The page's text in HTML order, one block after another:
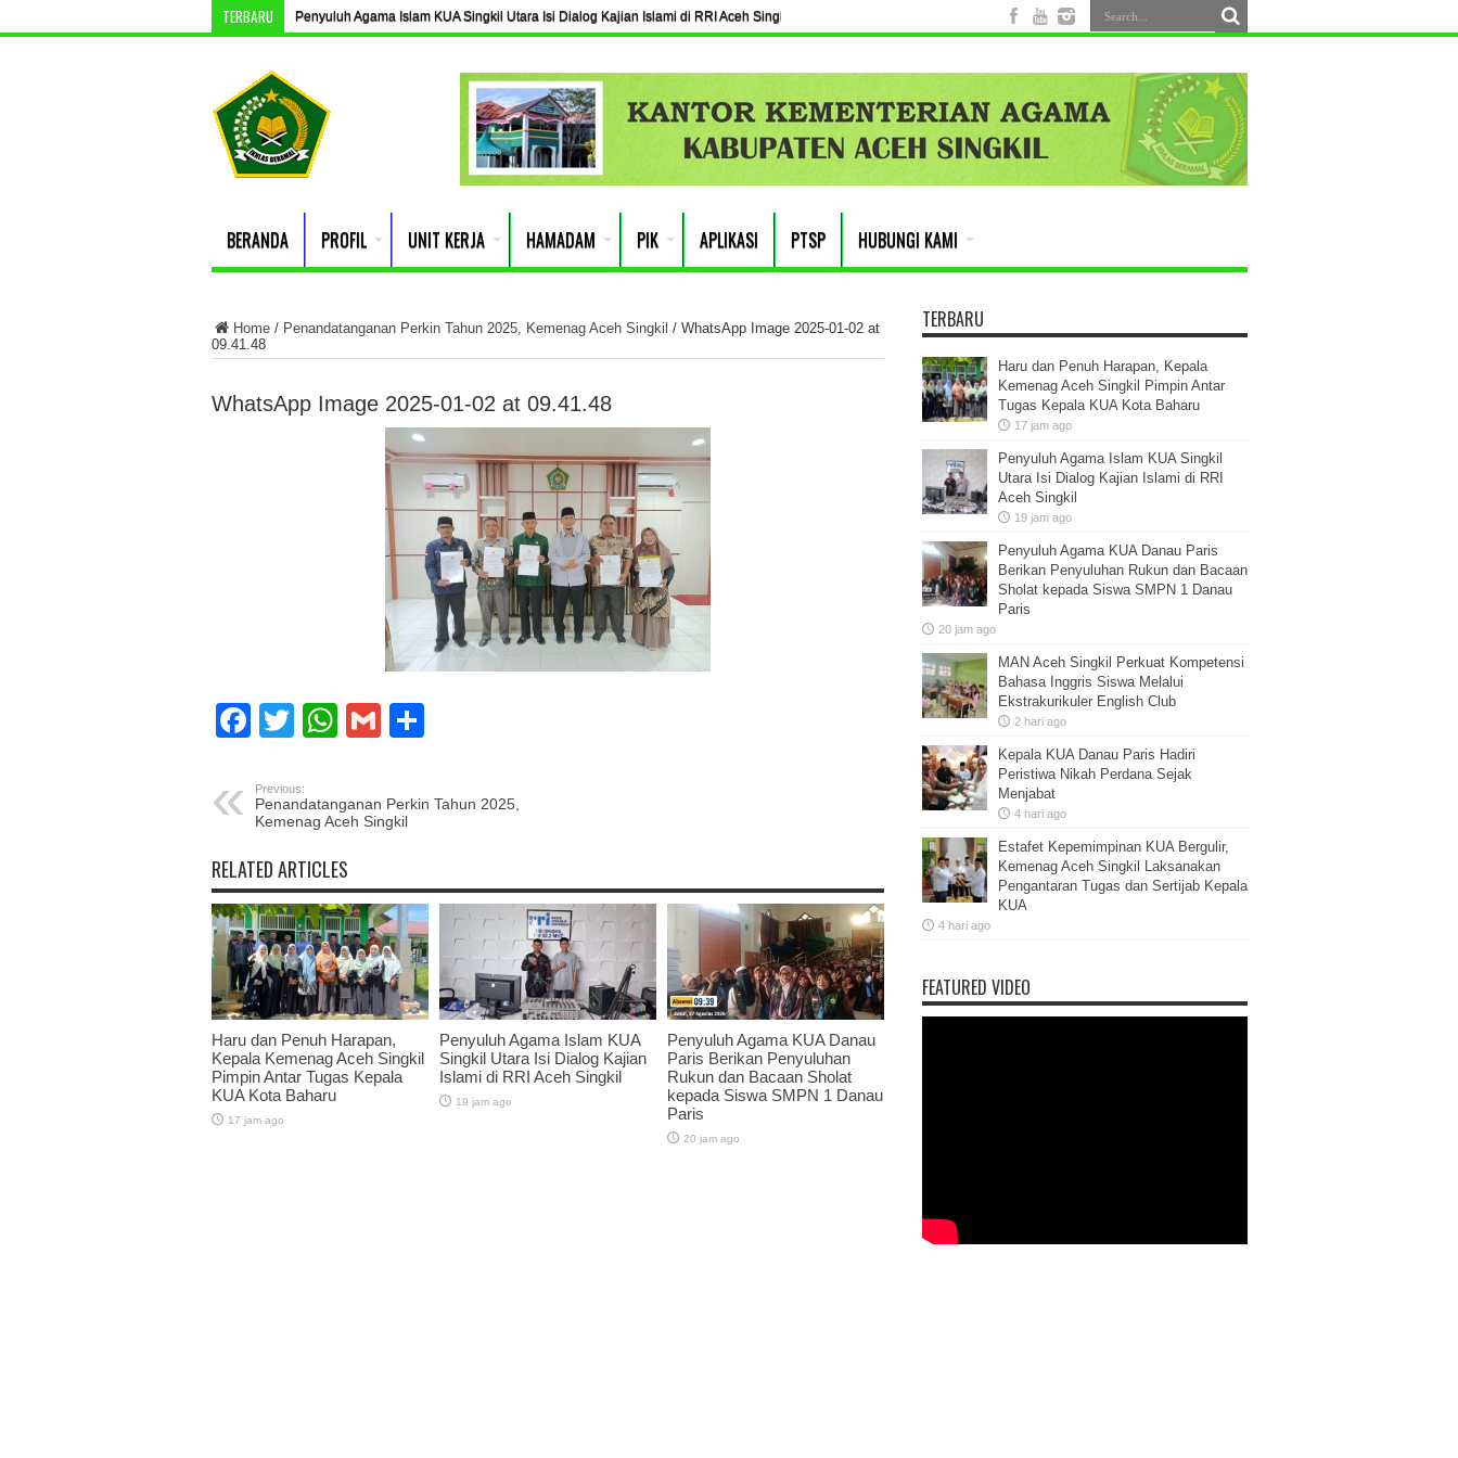
TERBARU Penyuluh Agama Islam KUA Singkil Utara Isi Dialog Kajian Islami di RRI Aceh Singkil
BERANDA PROFIL UNIT KERJA HAMADAM PIK APLIKASI PTSP HUBUNGI KAMI
Home/ Penandatanganan Perkin Tahun 2025, Kemenag Aceh Singkil / WhatsApp Image 2025-01-02 at
09.41.48
WhatsApp Image 2025-01-02 at 09.41.48
Facebook
TwitterWhatsApp
Gmail
Previous:
Penandatanganan Perkin Tahun 2025,
Kemenag Aceh Singkil
RELATED ARTICLES
Haru dan Penuh Harapan,
Kepala Kemenag Aceh Singkil
Pimpin Antar Tugas Kepala
KUA Kota Baharu
17 jam ago
Penyuluh Agama Islam KUA
Singkil Utara Isi Dialog Kajian
Islami di RRI Aceh Singkil
19 jam ago
Penyuluh Agama KUA Danau
Paris Berikan Penyuluhan
Rukun dan Bacaan Sholat
kepada Siswa SMPN 1 Danau
Paris
20 jam ago
TERBARU
Haru dan Penuh Harapan, Kepala
Kemenag Aceh Singkil Pimpin Antar
Tugas Kepala KUA Kota Baharu
17 jam ago
Penyuluh Agama Islam KUA Singkil
Utara Isi Dialog Kajian Islami di RRI
Aceh Singkil
19 jam ago
Penyuluh Agama KUA Danau Paris
Berikan Penyuluhan Rukun dan Bacaan
Sholat kepada Siswa SMPN 1 Danau
Paris
20 jam ago
MAN Aceh Singkil Perkuat Kompetensi
Bahasa Inggris Siswa Melalui
Ekstrakurikuler English Club
2 hari ago
Kepala KUA Danau Paris Hadiri
Peristiwa Nikah Perdana Sejak
Menjabat
4 hari ago
Estafet Kepemimpinan KUA Bergulir,
Kemenag Aceh Singkil Laksanakan
Pengantaran Tugas dan Sertijab Kepala
KUA
4 hari ago
FEATURED VIDEO